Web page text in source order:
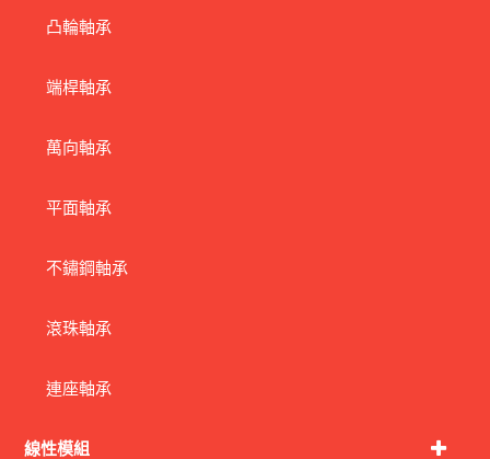
凸輪軸承
端桿軸承
萬向軸承
平面軸承
不鏽鋼軸承
滾珠軸承
連座軸承
線性模組